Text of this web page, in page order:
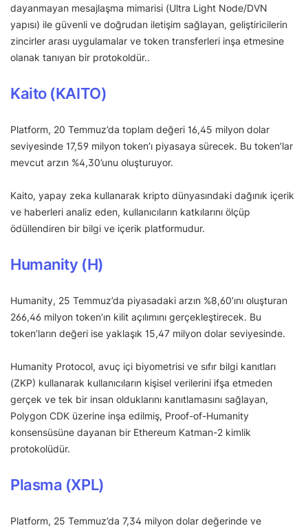
dayanmayan mesajlaşma mimarisi (Ultra Light Node/DVN
yapısı) ile güvenli ve doğrudan iletişim sağlayan, geliştiricilerin
zincirler arası uygulamalar ve token transferleri inşa etmesine
olanak tanıyan bir protokoldür..
Kaito (KAITO)
Platform, 20 Temmuz’da toplam değeri 16,45 milyon dolar
seviyesinde 17,59 milyon token’ı piyasaya sürecek. Bu token’lar
mevcut arzın %4,30’unu oluşturuyor.
Kaito, yapay zeka kullanarak kripto dünyasındaki dağınık içerik
ve haberleri analiz eden, kullanıcıların katkılarını ölçüp
ödüllendiren bir bilgi ve içerik platformudur.
Humanity (H)
Humanity, 25 Temmuz’da piyasadaki arzın %8,60’ını oluşturan
266,46 milyon token’ın kilit açılımını gerçekleştirecek. Bu
token’ların değeri ise yaklaşık 15,47 milyon dolar seviyesinde.
Humanity Protocol, avuç içi biyometrisi ve sıfır bilgi kanıtları
(ZKP) kullanarak kullanıcıların kişisel verilerini ifşa etmeden
gerçek ve tek bir insan olduklarını kanıtlamasını sağlayan,
Polygon CDK üzerine inşa edilmiş, Proof-of-Humanity
konsensüsüne dayanan bir Ethereum Katman-2 kimlik
protokolüdür.
Plasma (XPL)
Platform, 25 Temmuz’da 7,34 milyon dolar değerinde ve